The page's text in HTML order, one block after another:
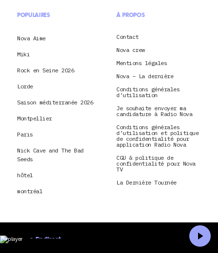
POPULAIRES
Nova Aime
Miki
Rock en Seine 2026
Lorde
Saison méditerranée 2026
Montpellier
Paris
Nick Cave and The Bad
Seeds
hôtel
montréal
À PROPOS
Contact
Nova crew
Mentions légales
Nova – La dernière
Conditions générales
d’utilisation
Je souhaite envoyer ma
candidature à Radio Nova
Conditions générales
d’utilisation et politique
de confidentialité pour
application Radio Nova
CGU & politique de
confidentialité pour Nova
TV
La Dernière Tournée
En direct